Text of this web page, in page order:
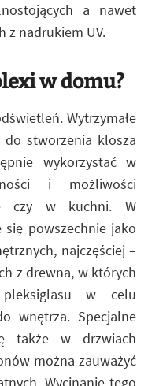
a nawet
z nadrukiem UV.
w domu?
Wytrzymałe
do stworzenia klosza
wykorzystać w
i możliwości
czy w kuchni. W
powszechnie jako
najczęściej –
z drewna, w których
w celu
wnętrza. Specjalne
także w drzwiach
można zauważyć